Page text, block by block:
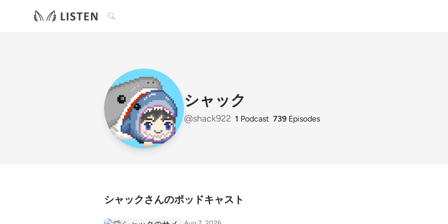
検索
シャック
@shack922 1 Podcast 739 Episodes
シャックさんのポッドキャスト